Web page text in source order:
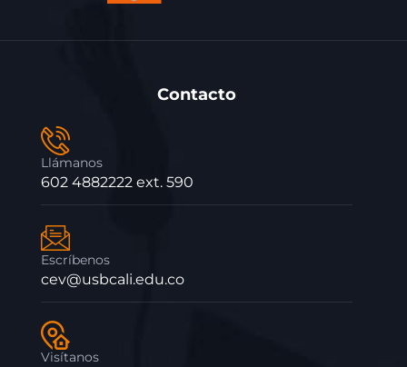
Contacto
Llámanos
602 4882222 ext. 590
Escríbenos
cev@usbcali.edu.co
Visítanos